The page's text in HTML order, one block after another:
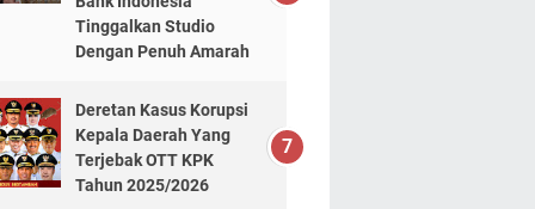
Tinggalkan Studio
Dengan Penuh Amarah
Deretan Kasus Korupsi
Kepala Daerah Yang
Terjebak OTT KPK
Tahun 2025/2026